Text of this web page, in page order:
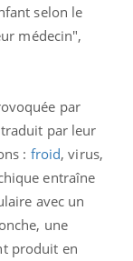
selon le
médecin",
par
par leur
: froid, virus,
entraîne
avec un
une
produit en